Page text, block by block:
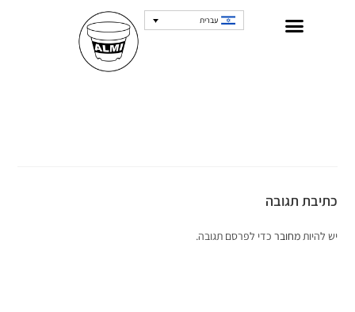
עברית
כתיבת תגובה
יש להיותמחובר כדי לפרסם תגובה.